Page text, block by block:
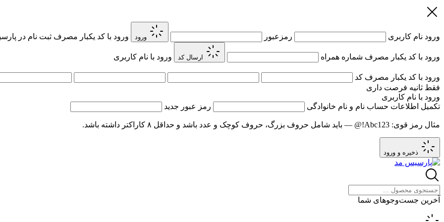
ورود نام کاربری رمزعبور ورود ورود با کد یکبار مصرف ثبت نام در
ورود با کد یکبار مصرف شماره همراه ارسال کد ورود با نام کاربری
ورود با کد یکبار مصرف کد
فقط ثانیه فرصت داری
ورود با نام کاربری
تکمیل اطلاعات حساب نام و نام خانوادگی رمز عبور جدید
مثال رمز قوی: Abc123!@ — باید شامل حروف بزرگ، حروف کوچک و عدد باشد و حداقل ۸ کاراکتر داشته باشد.
ذخیره و ورود
آخرین جست‌وجوهای شما